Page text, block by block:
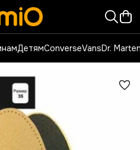
ДетямConverseVansDr.